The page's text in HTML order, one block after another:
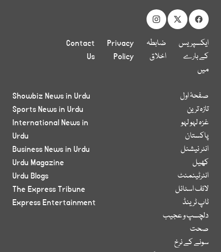
ایکسپریس
کے بارے
میں
ضابطہ
اخلاق
Privacy
Policy
Contact
Us
صفحۂ اول
تازہ ترین
غزہ لہو لہو
پاکستان
انٹر نیشنل
کھیل
انٹرٹینمنٹ
لائف اسٹائل
ٹاپ ٹرینڈ
دلچسپ و عجیب
صحت
سونے کے نرخ
Showbiz News in Urdu
Sports News in Urdu
International News in
Urdu
Business News in Urdu
Urdu Magazine
Urdu Blogs
The Express Tribune
Express Entertainment